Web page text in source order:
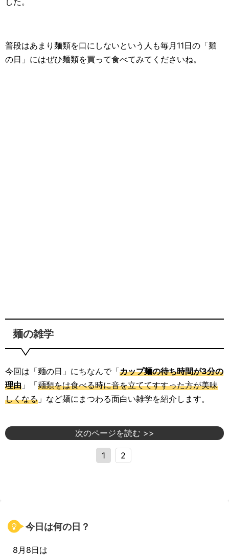
普段はあまり麺類を口にしないという人も毎月11日の「麺
の日」にはぜひ麺類を買って食べてみてくださいね。
麺の雑学
今回は「麺の日」にちなんで「カップ麺の待ち時間が3分の
理由 」「麺類をは食べる時に音を立ててすすった方が美味
しくなる 」など麺にまつわる面白い雑学を紹介します。
次のページを読む >>
1 2
今日は何の日？
8月8日は